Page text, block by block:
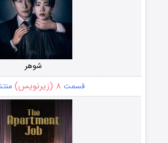
شوهر
قسمت ۸ (زیرنویس)